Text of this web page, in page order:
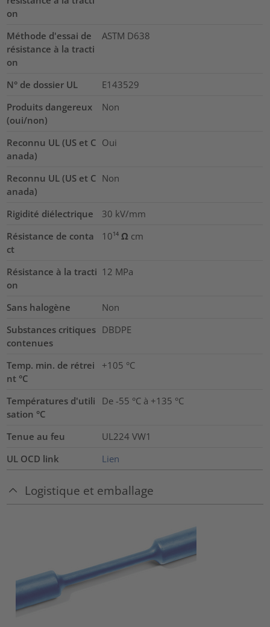
on
Méthode d'essai de
résistance à la tracti
on
ASTM D638
N° de dossier UL
E143529
Produits dangereux
(oui/non)
Non
Reconnu UL (US et C
anada)
Oui
Reconnu UL (US et C
anada)
Non
Rigidité diélectrique 30 kV/mm
Résistance de conta
ct
10¹⁴ Ω cm
Résistance à la tracti
on
12 MPa
Sans halogène
Non
Substances critiques
contenues
DBDPE
Temp. min. de rétrei
nt °C
+105 °C
Températures d'utili
sation °C
De -55 °C à +135 °C
Tenue au feu
UL224 VW1
UL OCD link
Lien
Logistique et emballage